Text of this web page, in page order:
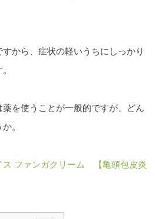
から、症状の軽いうちにしっかり
を使うことが一般的ですが、どん
。
ス ファンガクリーム 【亀頭包皮炎